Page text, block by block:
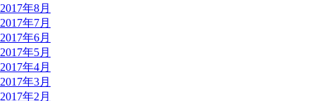
2017年8月
2017年7月
2017年6月
2017年5月
2017年4月
2017年3月
2017年2月